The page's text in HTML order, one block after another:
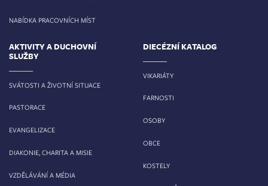
NABÍDKA PRACOVNÍCH MÍST
AKTIVITY A DUCHOVNÍ
SLUŽBY
SVÁTOSTI A ŽIVOTNÍ SITUACE
PASTORACE
EVANGELIZACE
DIAKONIE, CHARITA A MISIE
VZDĚLÁVÁNÍ A MÉDIA
DIECÉZNÍ KATALOG
VIKARIÁTY
FARNOSTI
OSOBY
OBCE
KOSTELY